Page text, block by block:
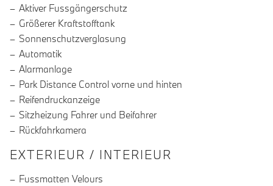
Aktiver Fussgängerschutz
Größerer Kraftstofftank
Sonnenschutzverglasung
Automatik
Alarmanlage
Park Distance Control vorne und hinten
Reifendruckanzeige
Sitzheizung Fahrer und Beifahrer
Rückfahrkamera
EXTERIEUR / INTERIEUR
Fussmatten Velours